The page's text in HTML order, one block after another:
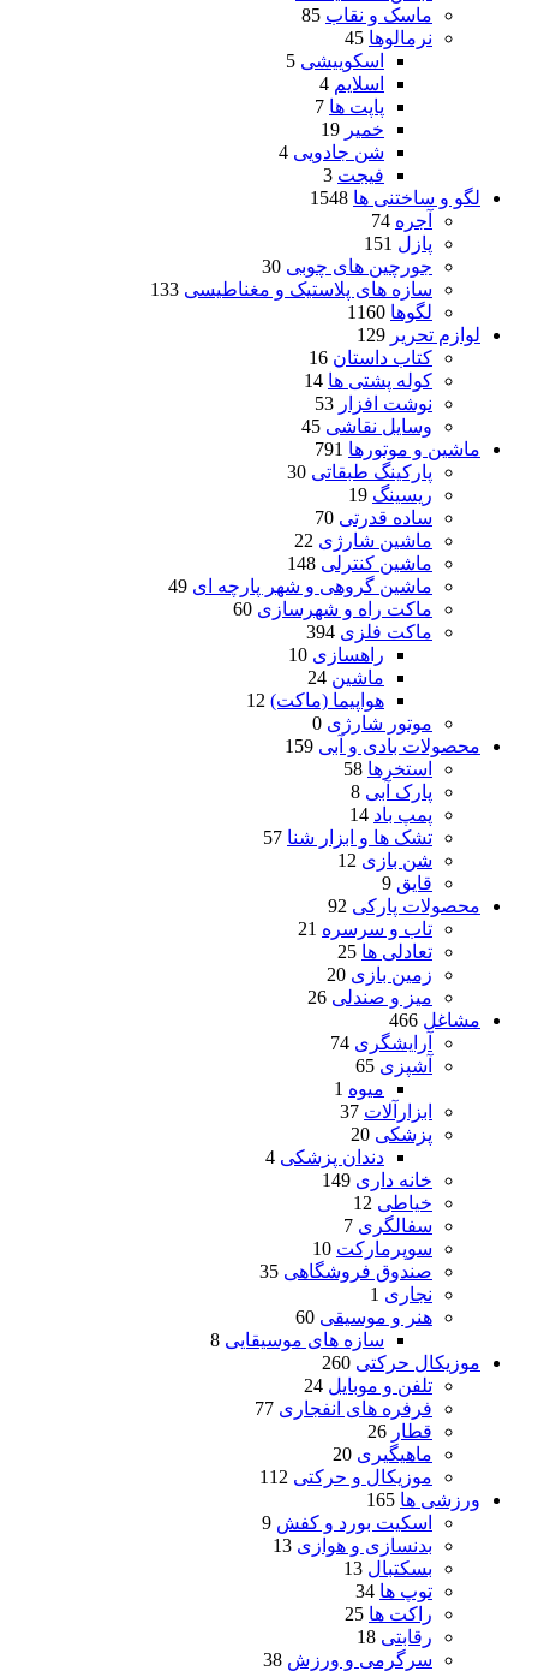
ماسک و نقاب 85
نرمالوها 45
اسکوییشی 5
اسلایم 4
پاپت ها 7
خمیر 19
شن جادویی 4
فیجت 3
لگو و ساختنی ها 1548
آجره 74
پازل 151
جورچین های چوبی 30
سازه های پلاستیک و مغناطیسی 133
لگوها 1160
لوازم تحریر 129
کتاب داستان 16
کوله پشتی ها 14
نوشت افزار 53
وسایل نقاشی 45
ماشین و موتورها 791
پارکینگ طبقاتی 30
ریسینگ 19
ساده قدرتی 70
ماشین شارژی 22
ماشین کنترلی 148
ماشین گروهی و شهر پارچه ای 49
ماکت راه و شهرسازی 60
ماکت فلزی 394
راهسازی 10
ماشین 24
هواپیما (ماکت) 12
موتور شارژی 0
محصولات بادی و آبی 159
استخرها 58
پارک آبی 8
پمپ باد 14
تشک ها و ابزار شنا 57
شن بازی 12
قایق 9
محصولات پارکی 92
تاب و سرسره 21
تعادلی ها 25
زمین بازی 20
میز و صندلی 26
مشاغل 466
آرایشگری 74
آشپزی 65
میوه 1
ابزارآلات 37
پزشکی 20
دندان پزشکی 4
خانه داری 149
خیاطی 12
سفالگری 7
سوپرمارکت 10
صندوق فروشگاهی 35
نجاری 1
هنر و موسیقی 60
سازه های موسیقایی 8
موزیکال حرکتی 260
تلفن و موبایل 24
فرفره های انفجاری 77
قطار 26
ماهیگیری 20
موزیکال و حرکتی 112
ورزشی ها 165
اسکیت بورد و کفش 9
بدنسازی و هوازی 13
بسکتبال 13
توپ ها 34
راکت ها 25
رقابتی 18
سرگرمی و ورزش 38